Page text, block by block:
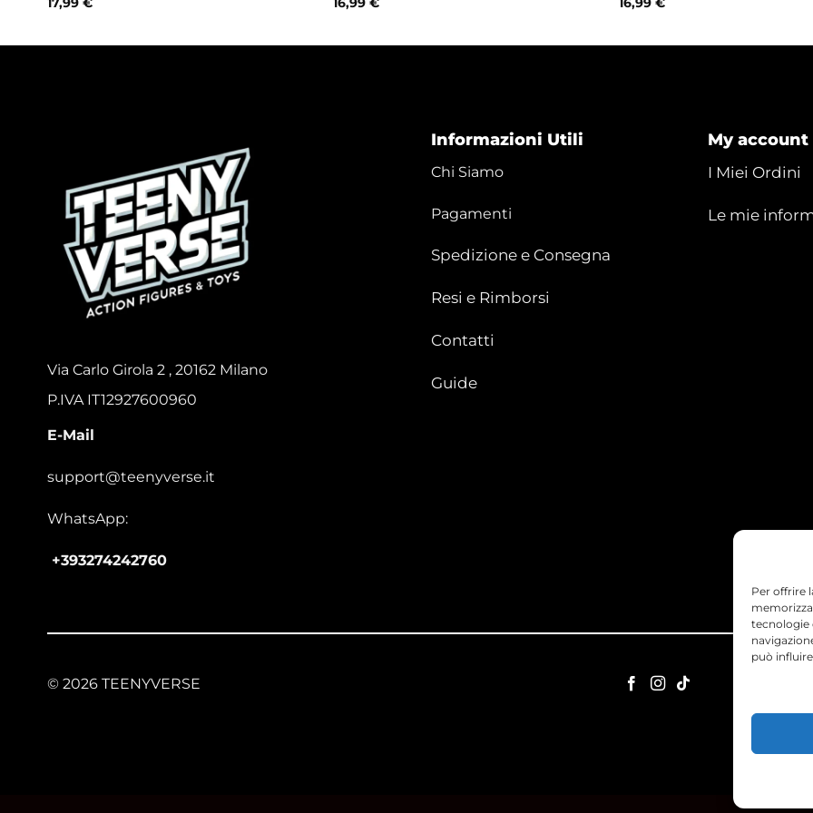
Per offrire
tecnologie
può
Via Carlo Girola 2 , 20162 Milano
P.IVA IT12927600960
E-Mail
support@teenyverse.it
WhatsApp:
+393274242760
Informazioni Utili
Chi Siamo
Pagamenti
Spedizione e Consegna
Resi e Rimborsi
Contatti
Guide
My account
I Miei Ordini
Le mie
© 2026 TEENYVERSE